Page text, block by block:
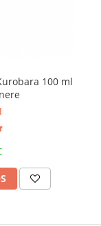
100 ml